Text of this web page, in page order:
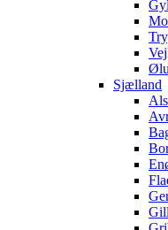
Sjælland